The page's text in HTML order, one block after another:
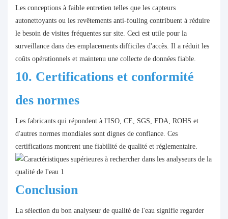
Les conceptions à faible entretien telles que les capteurs
autonettoyants ou les revêtements anti-fouling contribuent à réduire
le besoin de visites fréquentes sur site. Ceci est utile pour la
surveillance dans des emplacements difficiles d'accès. Il a réduit les
coûts opérationnels et maintenu une collecte de données fiable.
10. Certifications et conformité
des normes
Les fabricants qui répondent à l'ISO, CE, SGS, FDA, ROHS et
d'autres normes mondiales sont dignes de confiance. Ces
certifications montrent une fiabilité de qualité et réglementaire.
Conclusion
La sélection du bon analyseur de qualité de l'eau signifie regarder